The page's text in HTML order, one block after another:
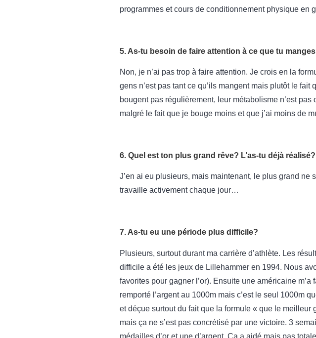
programmes et cours de conditionnement physique en
5. As-tu besoin de faire attention à ce que tu
Non, je n’ai pas trop à faire attention. Je crois en la
gens n’est pas tant ce qu’ils mangent mais plutôt le
bougent pas régulièrement, leur métabolisme n’est
malgré le fait que je bouge moins et que j’ai moins de
6. Quel est ton plus grand rêve? L’as-tu déjà réalisé?
J’en ai eu plusieurs, mais maintenant, le plus grand ne
travaille activement chaque jour…
7. As-tu eu une période plus difficile?
Plusieurs, surtout durant ma carrière d’athlète. Les
difficile a été les jeux de Lillehammer en 1994. Nous
favorites pour gagner l’or). Ensuite une américaine
remporté l’argent au 1000m mais c’est le seul 1000m
et déçue surtout du fait que la formule « que le
mais ça ne s’est pas concrétisé par une victoire. 3
médailles d’or et une d’argent. Ça a aidé mais pas